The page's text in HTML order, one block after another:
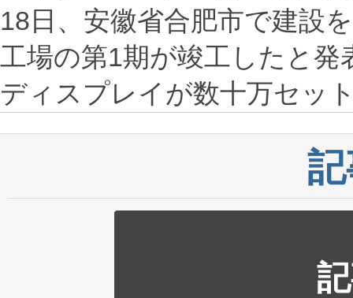
18日、安徽省合肥市で建設
工場の第1期が竣工したと
ディスプレイが数十万セッ